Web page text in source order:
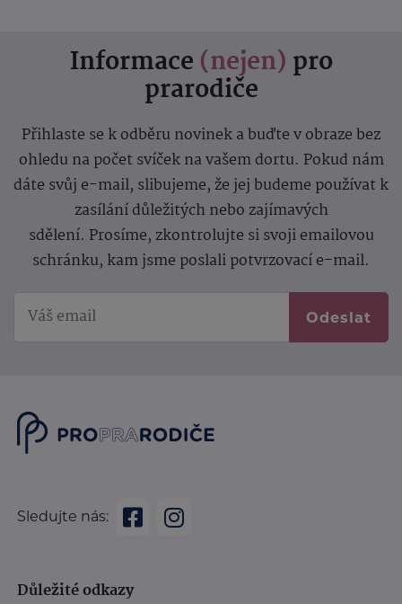
Informace (nejen) pro
prarodiče
Přihlaste se k odběru novinek a buďte v obraze bez
ohledu na počet svíček na vašem dortu. Pokud nám
dáte svůj e-mail, slibujeme, že jej budeme používat k
zasílání důležitých nebo zajímavých
sdělení. Prosíme, zkontrolujte si svoji emailovou
schránku, kam jsme poslali potvrzovací e-mail.
Odeslat
Sledujte nás:
Důležité odkazy